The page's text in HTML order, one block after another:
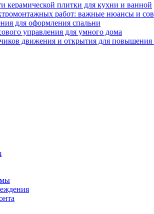
керамической плитки для кухни и ванной
работ: важные нюансы и
для оформления спальни
управления для умного дома
движения и открытия для повышения